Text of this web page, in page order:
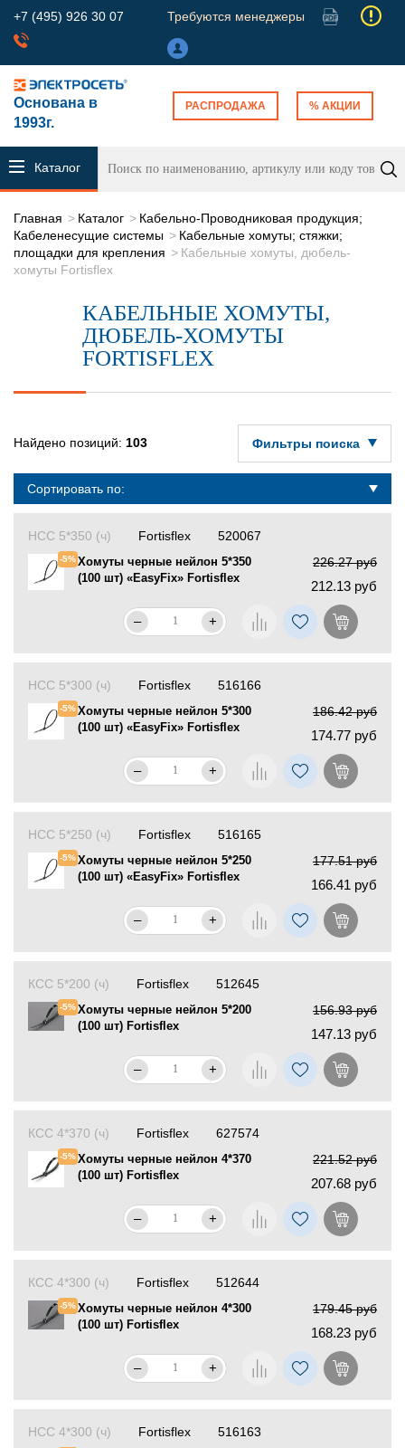
+7 (495) 926 30 07 Требуются менеджеры
Основана в
1993г.
РАСПРОДАЖА % АКЦИИ
Каталог
Главная Каталог
Кабельно-Проводниковая продукция;
Кабеленесущие системы
Кабельные хомуты; стяжки;
площадки для крепления
Кабельные хомуты, дюбель-
хомуты Fortisflex
КАБЕЛЬНЫЕ ХОМУТЫ,
ДЮБЕЛЬ-ХОМУТЫ
FORTISFLEX
Найдено позиций: 103 Фильтры поиска
Сортировать по:
520067
НСС 5*350 (ч)
-5%Хомуты черные нейлон 5*350
(100 шт) «EasyFix» Fortisflex
226.27 руб
212.13 руб
Fortisflex
– +
516166
НСС 5*300 (ч)
-5%Хомуты черные нейлон 5*300
(100 шт) «EasyFix» Fortisflex
186.42 руб
174.77 руб
Fortisflex
– +
516165
НСС 5*250 (ч)
-5%Хомуты черные нейлон 5*250
(100 шт) «EasyFix» Fortisflex
177.51 руб
166.41 руб
Fortisflex
– +
512645
КСС 5*200 (ч)
-5%Хомуты черные нейлон 5*200
(100 шт) Fortisflex
156.93 руб
147.13 руб
Fortisflex
– +
627574
КСС 4*370 (ч)
-5%Хомуты черные нейлон 4*370
(100 шт) Fortisflex
221.52 руб
207.68 руб
Fortisflex
– +
512644
КСС 4*300 (ч)
-5%Хомуты черные нейлон 4*300
(100 шт) Fortisflex
179.45 руб
168.23 руб
Fortisflex
– +
516163
НСС 4*300 (ч) Fortisflex